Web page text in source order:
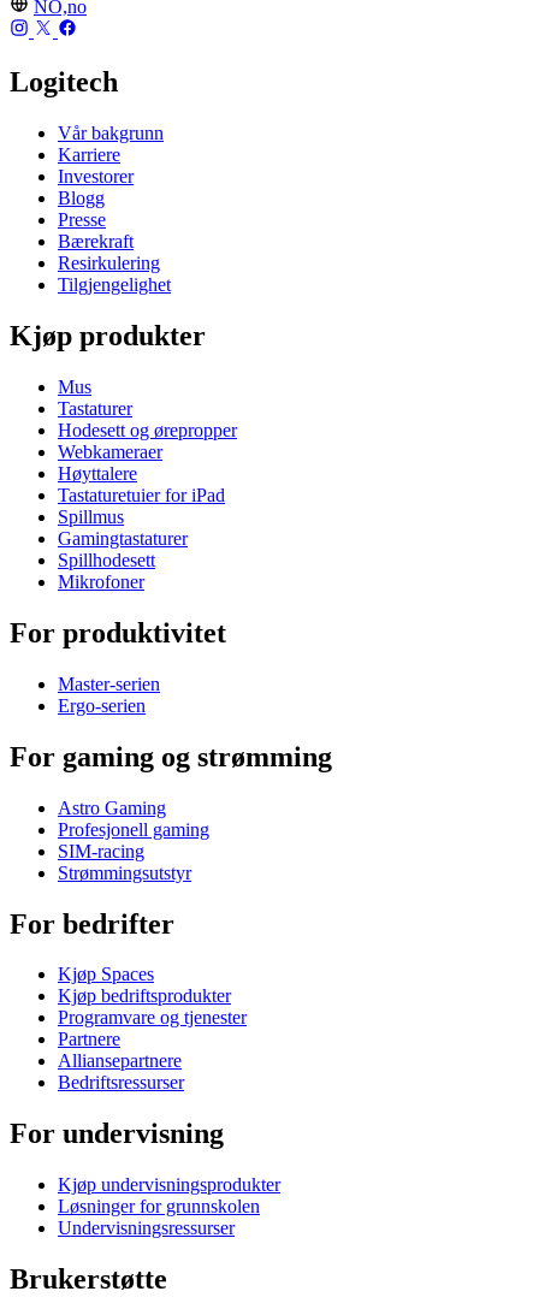
NO,no
Logitech
Vår bakgrunn
Karriere
Investorer
Blogg
Presse
Bærekraft
Resirkulering
Tilgjengelighet
Kjøp produkter
Mus
Tastaturer
Hodesett og ørepropper
Webkameraer
Høyttalere
Tastaturetuier for iPad
Spillmus
Gamingtastaturer
Spillhodesett
Mikrofoner
For produktivitet
Master-serien
Ergo-serien
For gaming og strømming
Astro Gaming
Profesjonell gaming
SIM-racing
Strømmingsutstyr
For bedrifter
Kjøp Spaces
Kjøp bedriftsprodukter
Programvare og tjenester
Partnere
Alliansepartnere
Bedriftsressurser
For undervisning
Kjøp undervisningsprodukter
Løsninger for grunnskolen
Undervisningsressurser
Brukerstøtte